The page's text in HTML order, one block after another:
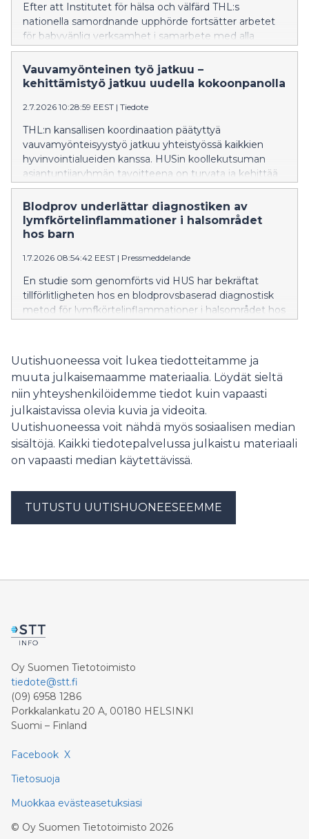
Efter att Institutet för hälsa och välfärd THL:s
nationella samordnande upphörde fortsätter arbetet
för babyvänlig verksamhet i samarbete med alla
välfärdsområden. Målet för den sakkunniggrupp som
HUS har sammankallat är att trygga och utveckla
babyvänlig vård i hela landet.
Vauvamyönteinen työ jatkuu –
kehittämistyö jatkuu uudella kokoonpanolla
2.7.2026 10:28:59 EEST | Tiedote
THL:n kansallisen koordinaation päätyttyä
vauvamyönteisyystyö jatkuu yhteistyössä kaikkien
hyvinvointialueiden kanssa. HUSin koollekutsuman
asiantuntijaryhmän tavoitteena on turvata ja kehittää
vauvamyönteistä hoitoa koko maassa.
Blodprov underlättar diagnostiken av
lymfkörtelinflammationer i halsområdet
hos barn
1.7.2026 08:54:42 EEST | Pressmeddelande
En studie som genomförts vid HUS har bekräftat
tillförlitligheten hos en blodprovsbaserad diagnostisk
metod för lymfkörtelinflammationer i halsområdet hos
att säkerställa diagnosen än invasiva metoder, såsom
vävnadsprovtagning.
Uutishuoneessa voit lukea tiedotteitamme ja
muuta julkaisemaamme materiaalia. Löydät sieltä
niin yhteyshenkilöidemme tiedot kuin vapaasti
julkaistavissa olevia kuvia ja videoita.
Uutishuoneessa voit nähdä myös sosiaalisen median
sisältöjä. Kaikki tiedotepalvelussa julkaistu materiaali
on vapaasti median käytettävissä.
TUTUSTU UUTISHUONEESEEMME
Oy Suomen Tietotoimisto
tiedote@stt.fi
(09) 6958 1286
Porkkalankatu 20 A, 00180 HELSINKI
Suomi – Finland
Facebook X
Tietosuoja
Muokkaa evästeasetuksiasi
© Oy Suomen Tietotoimisto 2026